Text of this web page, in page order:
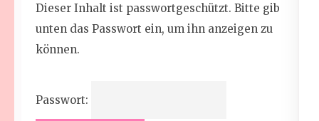
Dieser Inhalt ist passwortgeschützt. Bitte gib
unten das Passwort ein, um ihn anzeigen zu
können.
Passwort: